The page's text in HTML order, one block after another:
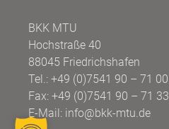
BKK MTU
Hochstraße 40
88045 Friedrichshafen
Tel.: +49 (0)7541 90 – 71 00
Fax: +49 (0)7541 90 – 71 33
E-Mail: info@bkk-mtu.de